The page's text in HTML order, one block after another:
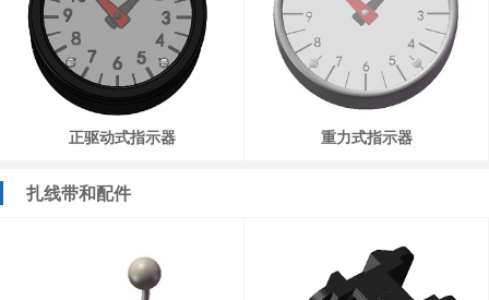
正驱动式指示器 重力式指示器
扎线带和配件